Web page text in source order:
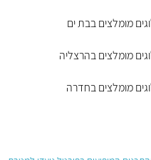
מומלצים בבת ים
מומלצים בהרצליה
מומלצים בחדרה